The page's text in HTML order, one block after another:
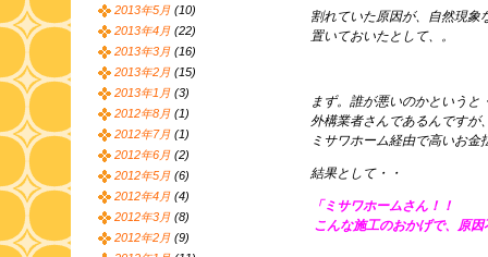
割れていた原因が、自然現象
置いておいたとして、。
まず。誰が悪いのかというと
外構業者さんであるんですが
ミサワホーム経由で高いお金
結果として・・
「ミサワホームさん！！
こんな施工のおかげで、原
2013年5月 (10)
2013年4月 (22)
2013年3月 (16)
2013年2月 (15)
2013年1月 (3)
2012年8月 (1)
2012年7月 (1)
2012年6月 (2)
2012年5月 (6)
2012年4月 (4)
2012年3月 (8)
2012年2月 (9)